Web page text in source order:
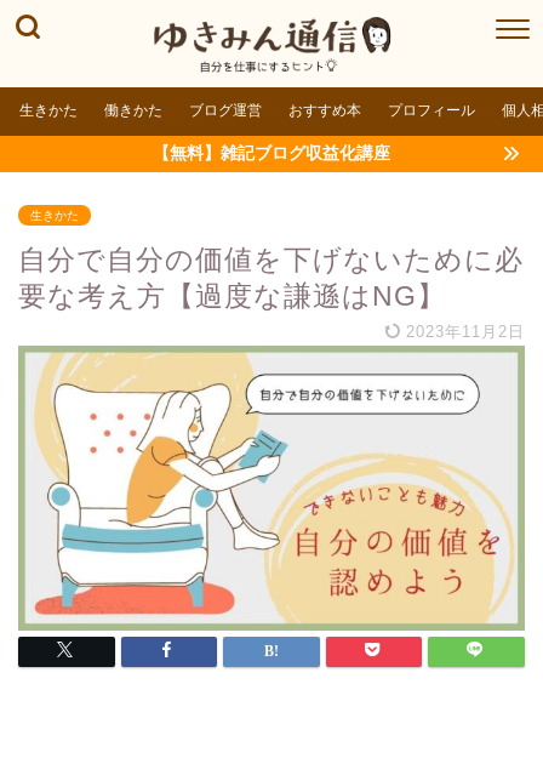
生きかた 働きかた ブログ運営 おすすめ本 プロフィール 個人
【無料】雑記ブログ収益化講座
生きかた
自分で自分の価値を下げないために必
要な考え方【過度な謙遜はNG】
2023年11月2日